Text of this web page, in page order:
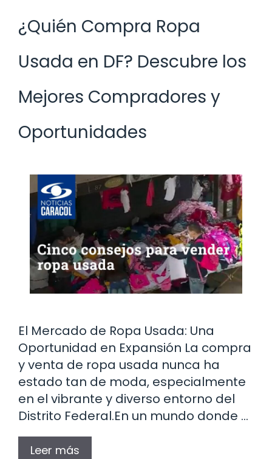
¿Quién Compra Ropa
Usada en DF? Descubre los
Mejores Compradores y
Oportunidades
El Mercado de Ropa Usada: Una
Oportunidad en Expansión La compra
y venta de ropa usada nunca ha
estado tan de moda, especialmente
en el vibrante y diverso entorno del
Distrito Federal.En un mundo donde …
Leer más